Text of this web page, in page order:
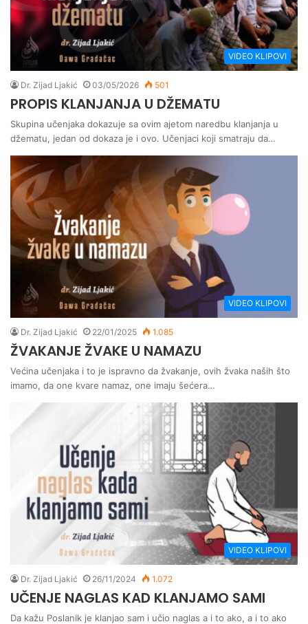
VIDEO KLIPOVI
Dr. Zijad Ljakić 03/05/2026 501
PROPIS KLANJANJA U DŽEMATU
Skupina učenjaka dokazuje sa ovim ajetom naredbu klanjanja u
džematu, jedan od dokaza je i ovo. Učenjaci koji smatraju da…
VIDEO KLIPOVI
Dr. Zijad Ljakić 22/01/2025 1.085
ŽVAKANJE ŽVAKE U NAMAZU
Većina učenjaka i to je ispravno da žvakanje, ovih žvaka naših što
imamo, da one kvare namaz, one imaju šećera…
VIDEO KLIPOVI
Dr. Zijad Ljakić 26/11/2024 1.072
UČENJE NAGLAS KAD KLANJAMO SAMI
Da kažu Poslanik je klanjao sam i učio naglas a i to ako, a i to ako